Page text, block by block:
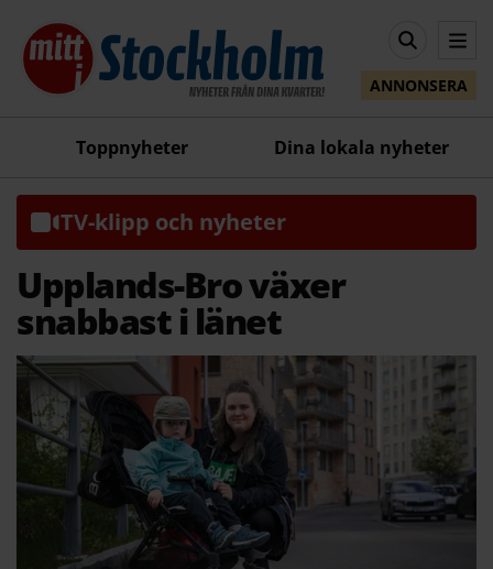
ANNONSERA
Toppnyheter Dina lokala nyheter
TV-klipp och nyheter
Upplands-Bro växer
snabbast i länet